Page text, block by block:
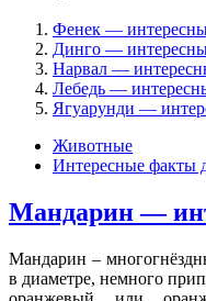
Фенек —
Динго —
Нарвал —
Лебедь —
Ягуарунди —
Животные
Интересные факты
Мандарин —
Мандарин –
в диаметре, немного